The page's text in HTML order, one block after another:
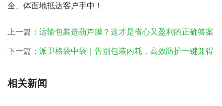
全、体面地抵达客户手中！
上一篇： 运输包装选葫芦膜？这才是省心又盈利的正确答案
下一篇： 派卫格袋中袋｜告别包装内耗，高效防护一键兼得
相关新闻